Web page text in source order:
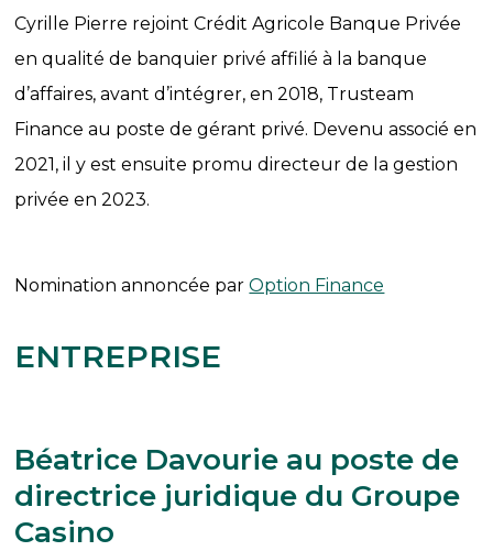
Cyrille Pierre rejoint Crédit Agricole Banque Privée
en qualité de banquier privé affilié à la banque
d’affaires, avant d’intégrer, en 2018, Trusteam
Finance au poste de gérant privé. Devenu associé en
2021, il y est ensuite promu directeur de la gestion
privée en 2023.
Nomination annoncée parOption Finance
ENTREPRISE
Béatrice Davourie au poste de
directrice juridique du Groupe
Casino